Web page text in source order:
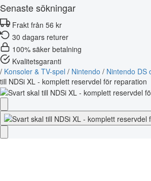
Senaste sökningar
Frakt från 56 kr
30 dagars returer
100% säker betalning
Kvalitetsgaranti
/ Konsoler & TV-spel / Nintendo / Nintendo DS
till NDSi XL - komplett reservdel för reparation